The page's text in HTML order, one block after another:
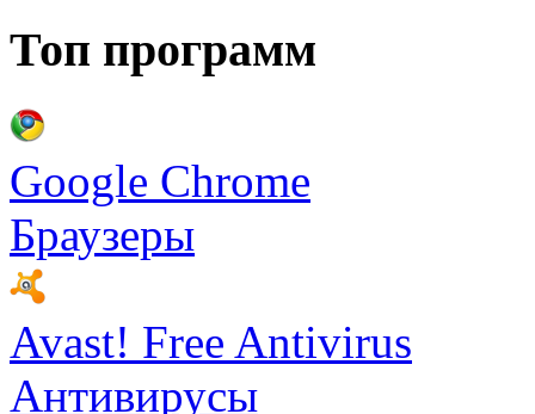
Топ программ
Google Chrome
Браузеры
Avast! Free Antivirus
Антивирусы